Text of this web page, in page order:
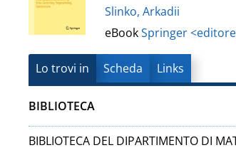
documento
Slinko, Arkadii
eBookSpringer
Lo trovi in Scheda Links
BIBLIOTECA
BIBLIOTECA DEL DIPARTIMENTO DI